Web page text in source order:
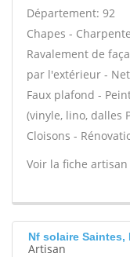
Département: 92
Chapes -
Ravalement de
par l'extérieur -
Faux plafond -
(vinyle, lino, dalles
Cloisons -
Voir la fiche artisan
Nf solaire Saintes,
Artisan